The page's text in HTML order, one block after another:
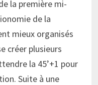
la première mi-
de la
mieux organisés
créer plusieurs
la 45’+1 pour
Suite à une